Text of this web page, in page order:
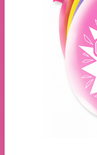
Inloggen